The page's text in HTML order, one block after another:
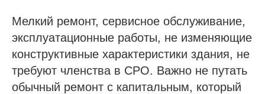
Мелкий ремонт, сервисное обслуживание,
эксплуатационные работы, не изменяющие
конструктивные характеристики здания, не
требуют членства в СРО. Важно не путать
обычный ремонт с капитальным, который
Напишите нам в мессенджер